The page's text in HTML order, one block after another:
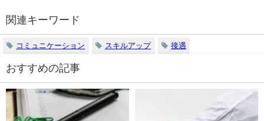
関連キーワード
コミュニケーション スキルアップ 接遇
おすすめの記事